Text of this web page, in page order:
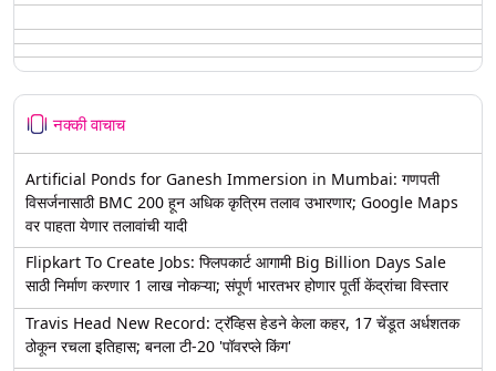
नक्की वाचाच
Artificial Ponds for Ganesh Immersion in Mumbai: गणपती
विसर्जनासाठी BMC 200 हून अधिक कृत्रिम तलाव उभारणार; Google Maps
वर पाहता येणार तलावांची यादी
Flipkart To Create Jobs: फ्लिपकार्ट आगामी Big Billion Days Sale
साठी निर्माण करणार 1 लाख नोकऱ्या; संपूर्ण भारतभर होणार पूर्ती केंद्रांचा विस्तार
Travis Head New Record: ट्रॅव्हिस हेडने केला कहर, 17 चेंडूत अर्धशतक
ठोकून रचला इतिहास; बनला टी-20 'पॉवरप्ले किंग'